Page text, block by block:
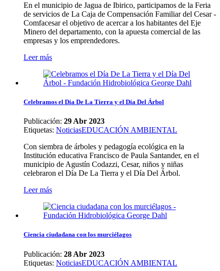
En el municipio de Jagua de Ibirico, participamos de la Feria
de servicios de La Caja de Compensación Familiar del Cesar -
Comfacesar el objetivo de acercar a los habitantes del Eje
Minero del departamento, con la apuesta comercial de las
empresas y los emprendedores.
Leer más
Celebramos el Día De La Tierra y el Día Del Árbol
Publicación: 29 Abr 2023
Etiquetas: NoticiasEDUCACIÓN AMBIENTAL
Con siembra de árboles y pedagogía ecológica en la
Institución educativa Francisco de Paula Santander, en el
municipio de Agustín Codazzi, Cesar, niños y niñas
celebraron el Día De La Tierra y el Día Del Árbol.
Leer más
Ciencia ciudadana con los murciélagos
Publicación: 28 Abr 2023
Etiquetas: NoticiasEDUCACIÓN AMBIENTAL